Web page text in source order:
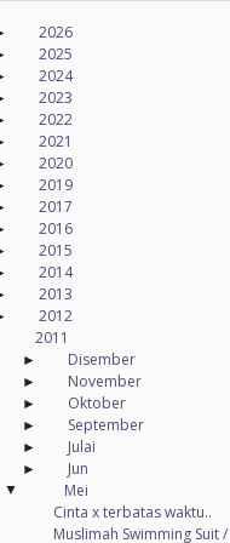
2026
2025
2024
2023
2022
2021
2020
2019
2017
2016
2015
2014
2013
2012
2011
► Disember
► November
► Oktober
► September
► Julai
► Jun
▼
Mei
Cinta x terbatas waktu..
Muslimah Swimming Suit /